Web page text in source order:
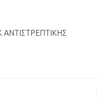
ΑΝΤΙΣΤΡΕΠΤΙΚΉΣ